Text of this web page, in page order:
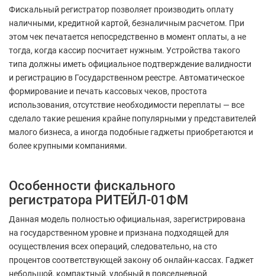
Фискальный регистратор позволяет производить оплату
наличными, кредитной картой, безналичным расчетом. При
этом чек печатается непосредственно в момент оплаты, а не
тогда, когда кассир посчитает нужным. Устройства такого
типа должны иметь официальное подтверждение валидности
и регистрацию в Государственном реестре. Автоматическое
формирование и печать кассовых чеков, простота
использования, отсутствие необходимости переплаты — все
сделало такие решения крайне популярными у представителей
малого бизнеса, а иногда подобные гаджеты приобретаются и
более крупными компаниями.
Особенности фискального
регистратора РИТЕЙЛ-01ФМ
Данная модель полностью официальная, зарегистрирована
на государственном уровне и признана подходящей для
осуществления всех операций, следовательно, на сто
процентов соответствующей закону об онлайн-кассах. Гаджет
небольшой, компактный, удобный в повседневной